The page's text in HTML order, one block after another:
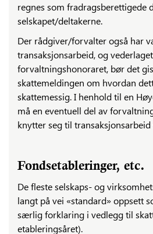
regnes som fradragsberettigede
selskapet/deltakerne.
Der rådgiver/forvalter også har
transaksjonsarbeid, og
forvaltningshonoraret, bør det
skattemeldingen om hvordan
skattemessig. I henhold til en
må en eventuell del av
knytter seg til
Fondsetableringer, etc.
De fleste selskaps- og
langt på vei «standard» oppsett
særlig forklaring i vedlegg til
etableringsåret).